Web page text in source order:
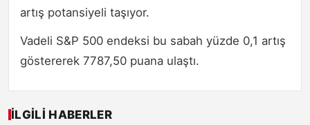
artış potansiyeli taşıyor.
Vadeli S&P 500 endeksi bu sabah yüzde 0,1 artış
göstererek 7787,50 puana ulaştı.
İLGILI HABERLER